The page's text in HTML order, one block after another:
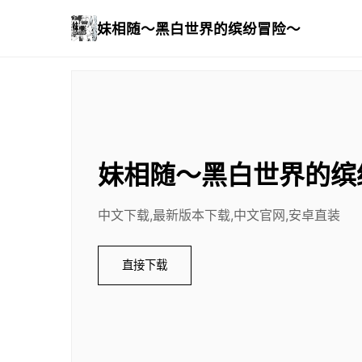
妹相随～黑白世界的缤纷冒险～
妹相随～黑白世界的
中文下载,最新版本下载,中文官网,安卓直装
直接下载